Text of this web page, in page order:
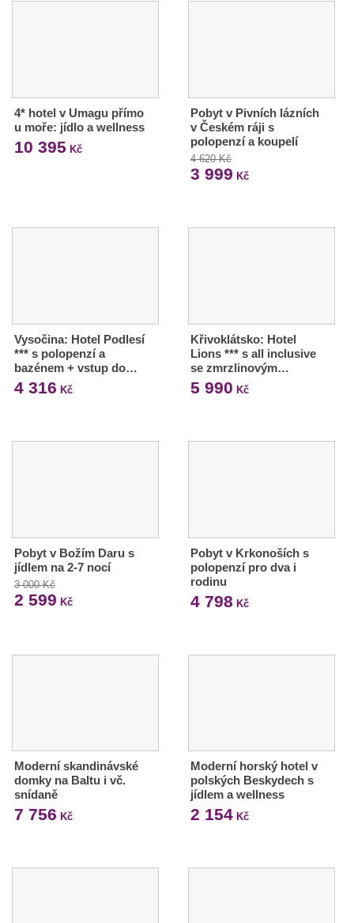
4* hotel v Umagu přímo
u moře: jídlo a wellness
10 395 Kč
Pobyt v Pivních lázních
v Českém ráji s
polopenzí a koupelí
4 620 Kč
3 999 Kč
Vysočina: Hotel Podlesí
*** s polopenzí a
bazénem + vstup do…
4 316 Kč
Křivoklátsko: Hotel
Lions *** s all inclusive
se zmrzlinovým…
5 990 Kč
Pobyt v Božím Daru s
jídlem na 2-7 nocí
3 000 Kč
2 599 Kč
Pobyt v Krkonoších s
polopenzí pro dva i
rodinu
4 798 Kč
Moderní skandinávské
domky na Baltu i vč.
snídaně
7 756 Kč
Moderní horský hotel v
polských Beskydech s
jídlem a wellness
2 154Kč